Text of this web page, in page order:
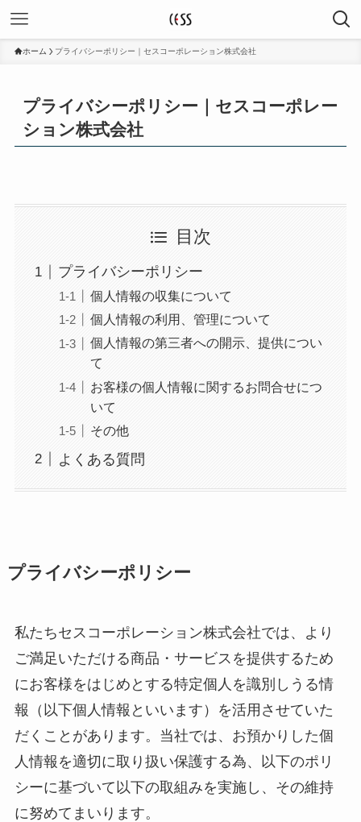
ホーム プライバシーポリシー｜セスコーポレーション株式会社
プライバシーポリシー｜セスコーポレー
ション株式会社
目次
プライバシーポリシー
個人情報の収集について
個人情報の利用、管理について
個人情報の第三者への開示、提供につい
て
お客様の個人情報に関するお問合せにつ
いて
その他
よくある質問
プライバシーポリシー
私たちセスコーポレーション株式会社では、より
ご満足いただける商品・サービスを提供するため
にお客様をはじめとする特定個人を識別しうる情
報（以下個人情報といいます）を活用させていた
だくことがあります。当社では、お預かりした個
人情報を適切に取り扱い保護する為、以下のポリ
シーに基づいて以下の取組みを実施し、その維持
に努めてまいります。